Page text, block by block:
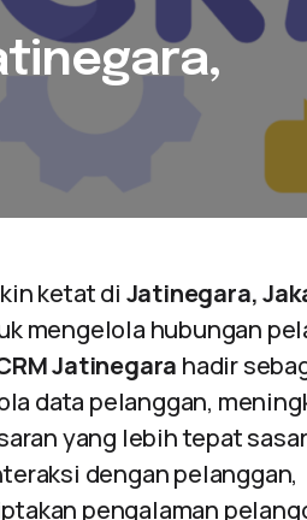
ketat di Jatinegara,
mengelola hubungan
Jatinegara hadir
data pelanggan,
yang lebih tepat
dengan pelanggan,
pengalaman